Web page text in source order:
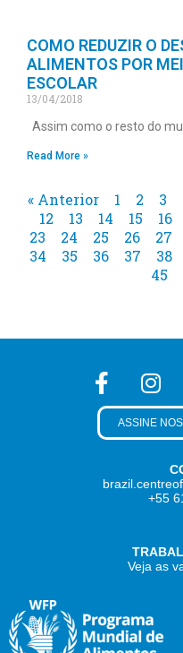
COMO REDUZIR O
ALIMENTOS POR
ESCOLAR
13/04/2018
Assim como o resto do
Read More »
« Anterior 1 2 3
12
13 14 15 16
23
24 25 26 27
34
35 36 37 38
45
+55
Veja as
ASSINE